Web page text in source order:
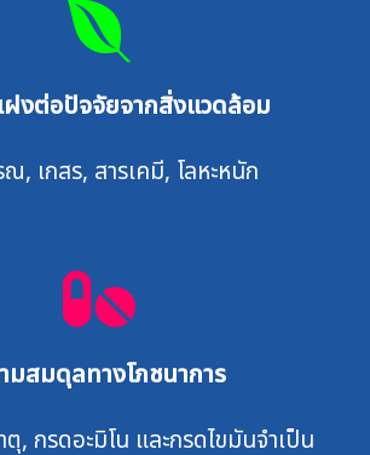
งต่อปัจจัยจากสิ่งแวดล้อม
, เกสร, สารเคมี, โลหะหนัก
มสมดุลทางโภชนาการ
, กรดอะมิโน และกรดไขมันจำเป็น